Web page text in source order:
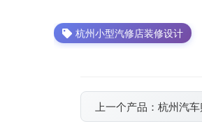
杭州小型汽修店装修设计
上一个产品：杭州汽